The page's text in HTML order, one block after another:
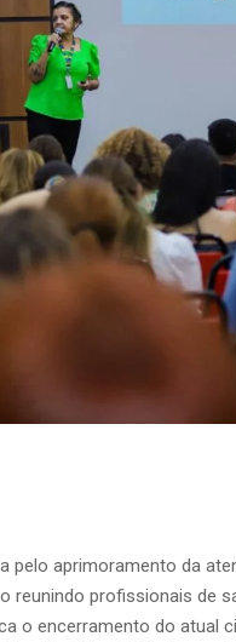
pelo aprimoramento da
reunindo profissionais de
o encerramento do atual